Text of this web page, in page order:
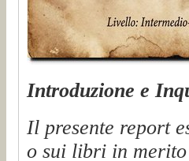
Introduzione e
Il presente report
o sui libri in merito